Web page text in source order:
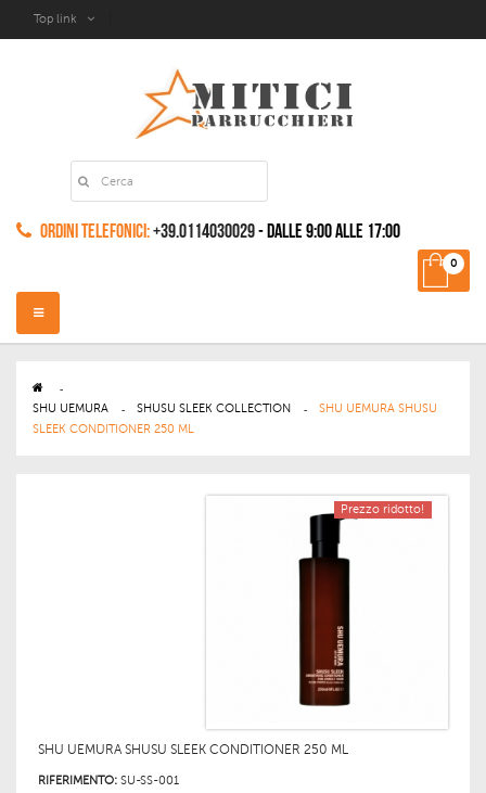
Top link
Ordini Telefonici:+39.0114030029- dalle 9:00 alle 17:00
0
Navigazione
Toggle
>
SHU UEMURA
> SHUSU SLEEK COLLECTION >
SHU UEMURA SHUSU
SLEEK CONDITIONER 250 ML
Prezzo ridotto!
SHU UEMURA SHUSU SLEEK CONDITIONER 250 ML
RIFERIMENTO: SU-SS-001